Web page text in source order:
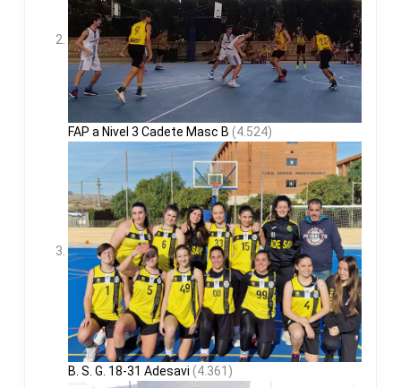
FAP a Nivel 3 Cadete Masc B (4.524)
B. S. G. 18-31 Adesavi (4.361)